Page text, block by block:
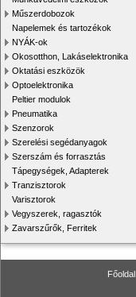
Műszerdobozok
Napelemek és tartozékok
NYÁK-ok
Okosotthon, Lakáselektronika
Oktatási eszközök
Optoelektronika
Peltier modulok
Pneumatika
Szenzorok
Szerelési segédanyagok
Szerszám és forrasztás
Tápegységek, Adapterek
Tranzisztorok
Varisztorok
Vegyszerek, ragasztók
Zavarszűrők, Ferritek
Főoldal